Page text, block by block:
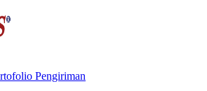
Pengiriman